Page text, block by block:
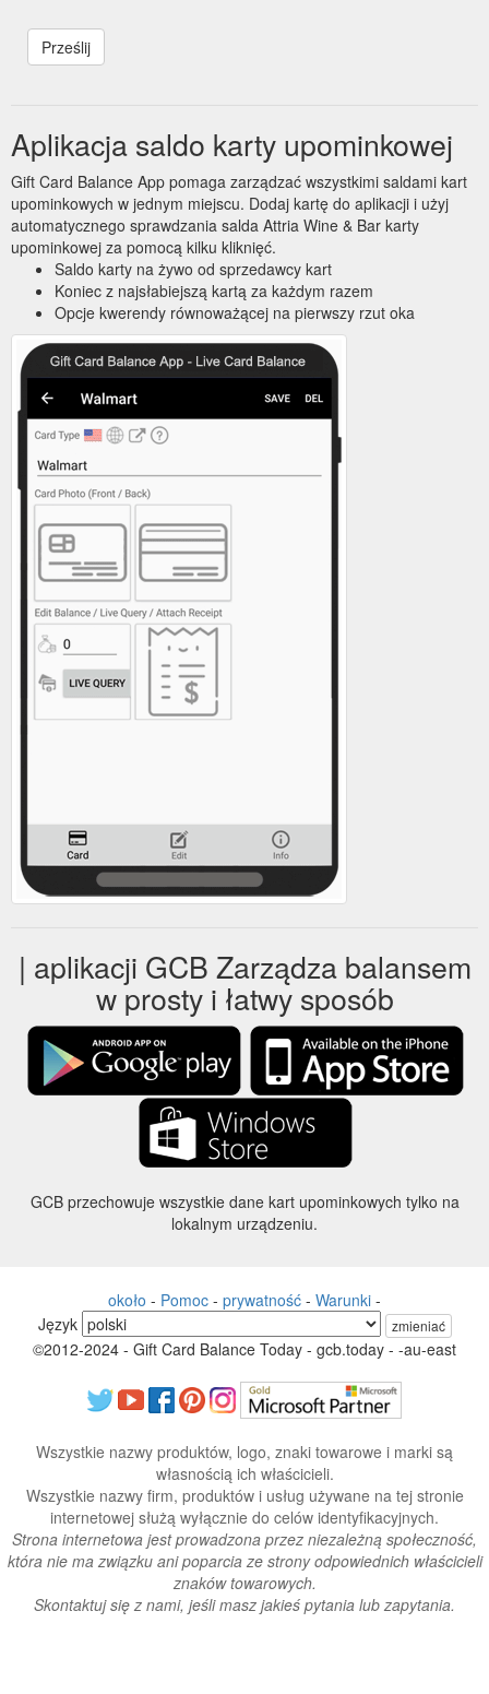
Aplikacja saldo karty upominkowej
Gift Card Balance App pomaga zarządzać wszystkimi saldami kart
upominkowych w jednym miejscu. Dodaj kartę do aplikacji i użyj
automatycznego sprawdzania salda Attria Wine & Bar karty
upominkowej za pomocą kilku kliknięć.
Saldo karty na żywo od sprzedawcy kart
Koniec z najsłabiejszą kartą za każdym razem
Opcje kwerendy równoważącej na pierwszy rzut oka
| aplikacji GCB Zarządza balansem
w prosty i łatwy sposób
GCB przechowuje wszystkie dane kart upominkowych tylko na
lokalnym urządzeniu.
około - Pomoc - prywatność - Warunki -
Język
zmieniać
©2012-2024 - Gift Card Balance Today - gcb.today - -au-east
Wszystkie nazwy produktów, logo, znaki towarowe i marki są
własnością ich właścicieli.
Wszystkie nazwy firm, produktów i usług używane na tej stronie
internetowej służą wyłącznie do celów identyfikacyjnych.
Strona internetowa jest prowadzona przez niezależną społeczność,
która nie ma związku ani poparcia ze strony odpowiednich właścicieli
znaków towarowych.
Skontaktuj się z nami, jeśli masz jakieś pytania lub zapytania.